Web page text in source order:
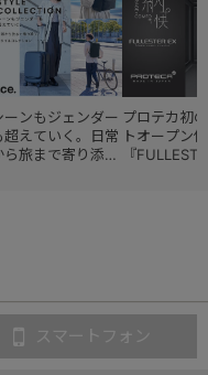
ーンもジェンダー
超えていく。日常
ら旅まで寄り添う
プロテカ初
トオープン
『
スマートフォン